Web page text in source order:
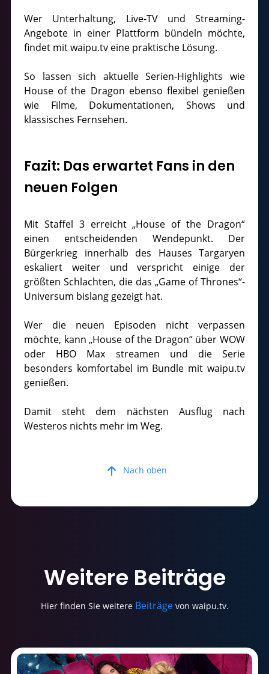
Wer Unterhaltung, Live-TV und Streaming-
Angebote in einer Plattform bündeln möchte,
findet mit waipu.tv eine praktische Lösung.
So lassen sich aktuelle Serien-Highlights wie
House of the Dragon ebenso flexibel genießen
wie Filme, Dokumentationen, Shows und
klassisches Fernsehen.
Fazit: Das erwartet Fans in den
neuen Folgen
Mit Staffel 3 erreicht „House of the Dragon“
einen entscheidenden Wendepunkt. Der
Bürgerkrieg innerhalb des Hauses Targaryen
eskaliert weiter und verspricht einige der
größten Schlachten, die das „Game of Thrones“-
Universum bislang gezeigt hat.
Wer die neuen Episoden nicht verpassen
möchte, kann „House of the Dragon“ über WOW
oder HBO Max streamen und die Serie
besonders komfortabel im Bundle mit waipu.tv
genießen.
Damit steht dem nächsten Ausflug nach
Westeros nichts mehr im Weg.
Nach oben
WeitereBeiträge
Hier finden Sie weitere Beiträgevon waipu.tv.